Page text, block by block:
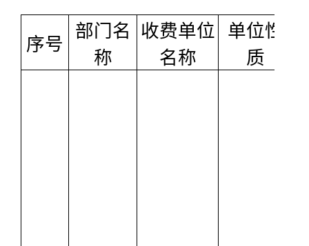
序号
部门名
称
收费单位
名称
单位性
质